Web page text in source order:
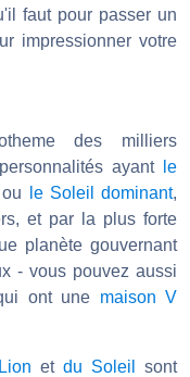
faut pour passer un
impressionner votre
des milliers
ayant
le
ou le Soleil dominant,
et par la plus forte
planète gouvernant
- vous pouvez aussi
ont une maison V
et du Soleil
sont